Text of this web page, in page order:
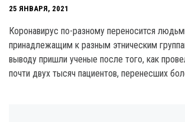
25 ЯНВАРЯ, 2021
Коронавирус по-разному переносится
принадлежащим к разным этническим
выводу пришли ученые после того, как
почти двух тысяч пациентов, перенесших